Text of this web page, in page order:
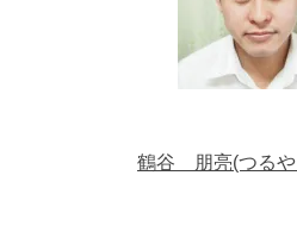
鶴谷 朋亮(つる